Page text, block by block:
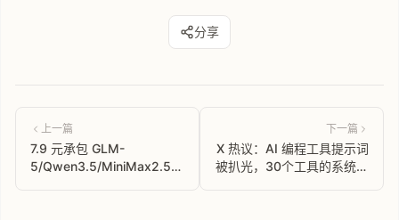
分享
上一篇
7.9 元承包 GLM-
5/Qwen3.5/MiniMax2.5/Kimi2.5
下一篇
X 热议：AI 编程工具提示词
被扒光，30个工具的系统提